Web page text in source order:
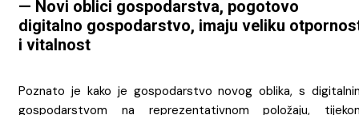
— Novi oblici gospodarstva, pogotovo
digitalno gospodarstvo, imaju veliku
i vitalnost
Poznato je kako je gospodarstvo novog oblika, s
gospodarstvom na reprezentativnom položaju,